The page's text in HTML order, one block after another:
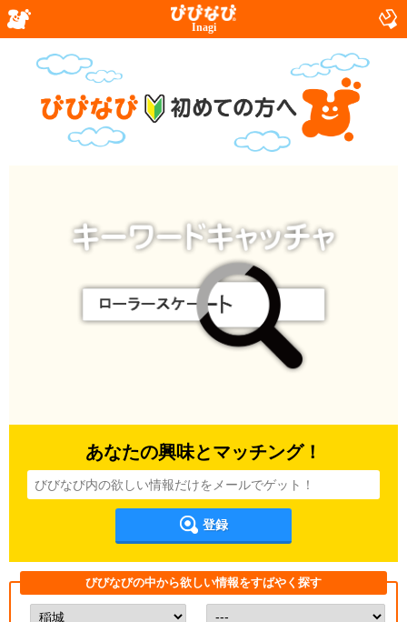
Inagi
あなたの興味とマッチング！
登録
びびなびの中から欲しい情報をすばやく探す